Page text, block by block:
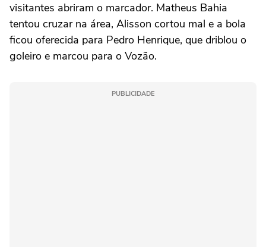
visitantes abriram o marcador. Matheus Bahia
tentou cruzar na área, Alisson cortou mal e a bola
ficou oferecida para Pedro Henrique, que driblou o
goleiro e marcou para o Vozão.
PUBLICIDADE